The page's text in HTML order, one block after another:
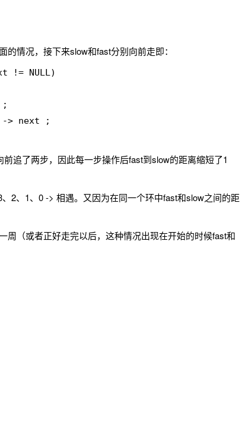
情况，接下来slow和fast分别向前走即：
!= NULL)
> next ;
追了两步，因此每一步操作后fast到slow的距离缩短了1
2、1、0 -> 相遇。又因为在同一个环中fast和slow之间的距
周（或者正好走完以后，这种情况出现在开始的时候fast和